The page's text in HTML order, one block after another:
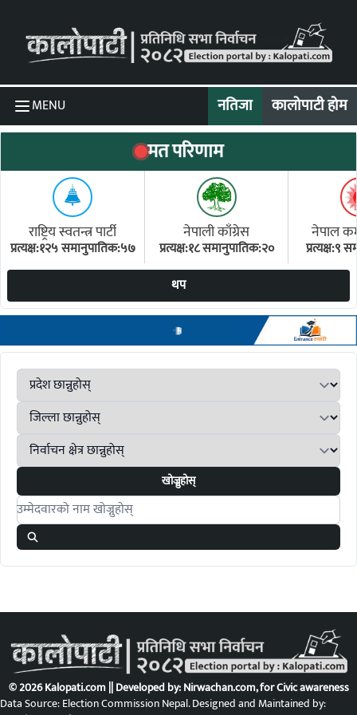
MENU नतिजा कालोपाटी होम
मत परिणाम
राष्ट्रिय स्वतन्त्र पार्टी
प्रत्यक्ष:१२५ समानुपातिक:५७
नेपाली काँग्रेस
प्रत्यक्ष:१८ समानुपातिक:२०
नेपाल
प्रत्यक्ष:९
थप
खोज्नुहोस्
Search candidates
© 2026 Kalopati.com || Developed by:Nirwachan.com, for Civic awareness
Data Source: Election Commission Nepal. Designed and Maintained by: